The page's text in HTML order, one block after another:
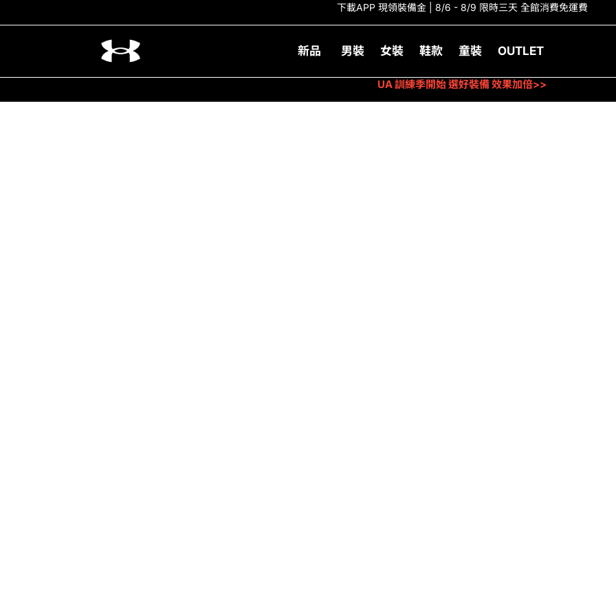
下載APP 現領裝備金 | 8/6 - 8/9 限時三天 全館消費免運費
新品 男裝 女裝 鞋款 童裝 OUTLET
UA 訓練季開始 選好裝備 效果加倍>>